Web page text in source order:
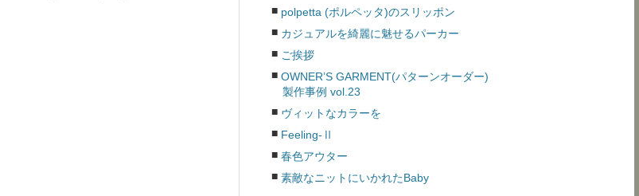
polpetta (ポルペッタ)のスリッポン
カジュアルを綺麗に魅せるパーカー
ご挨拶
OWNER’S GARMENT(パターンオーダー)
製作事例 vol.23
ヴィットなカラーを
Feeling-Ⅱ
春色アウター
素敵なニットにいかれたBaby